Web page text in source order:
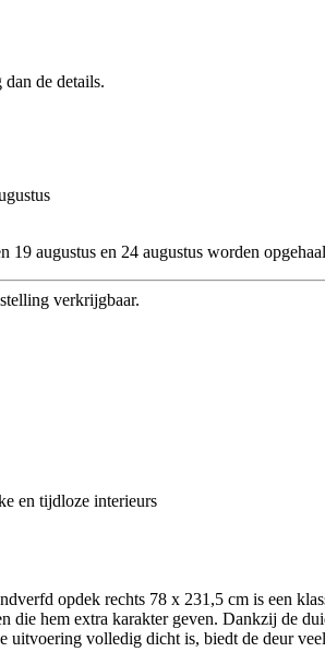
de details.
19 augustus en 24 augustus worden
verkrijgbaar.
en tijdloze interieurs
opdek rechts 78 x 231,5 cm is een
die hem extra karakter geven. Dankzij de
uitvoering volledig dicht is, biedt de deur